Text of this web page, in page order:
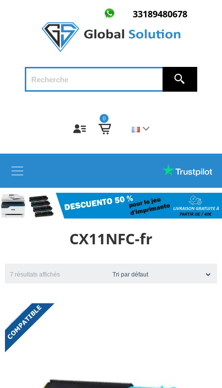
33189480678
0
CX11NFC-fr
7 résultats affichés